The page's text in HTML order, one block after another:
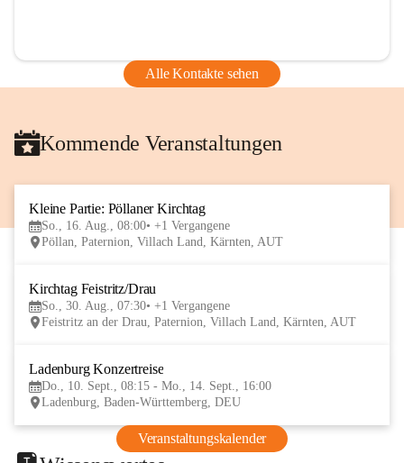
Alle Kontakte sehen
Kommende Veranstaltungen
Kleine Partie: Pöllaner Kirchtag
So., 16. Aug., 08:00 +1 Vergangene
Pöllan, Paternion, Villach Land, Kärnten, AUT
Kirchtag Feistritz/Drau
So., 30. Aug., 07:30 +1 Vergangene
Feistritz an der Drau, Paternion, Villach Land, Kärnten, AUT
Ladenburg Konzertreise
Do., 10. Sept., 08:15 - Mo., 14. Sept., 16:00
Ladenburg, Baden-Württemberg, DEU
Veranstaltungskalender